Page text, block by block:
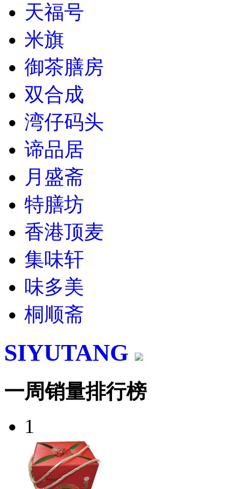
天福号
米旗
御茶膳房
双合成
湾仔码头
谛品居
月盛斋
特膳坊
香港顶麦
集味轩
味多美
桐顺斋
SIYUTANG
一周销量排行榜
1